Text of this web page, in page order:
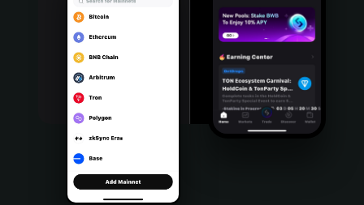
Português (Portugal)
Bahasa Indonesia
Português (Brasil)
Español (Argentina)